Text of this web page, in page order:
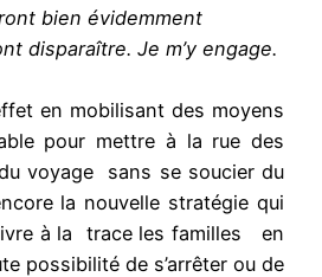
bien évidemment
disparaître. Je m’y engage.
en mobilisant des moyens
pour mettre à la rue des
voyage sans se soucier du
la nouvelle stratégie qui
à la trace les familles en
possibilité de s’arrêter ou de